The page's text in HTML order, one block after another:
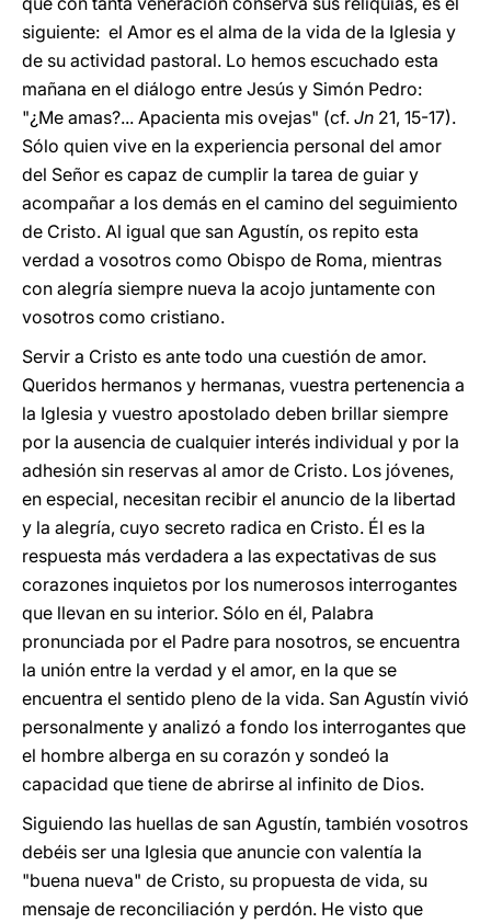
siguiente: el Amor es el alma de la vida de la Iglesia y
de su actividad pastoral. Lo hemos escuchado esta
mañana en el diálogo entre Jesús y Simón Pedro:
"¿Me amas?... Apacienta mis ovejas" (cf. Jn 21, 15-17).
Sólo quien vive en la experiencia personal del amor
del Señor es capaz de cumplir la tarea de guiar y
acompañar a los demás en el camino del seguimiento
de Cristo. Al igual que san Agustín, os repito esta
verdad a vosotros como Obispo de Roma, mientras
con alegría siempre nueva la acojo juntamente con
vosotros como cristiano.
Servir a Cristo es ante todo una cuestión de amor.
Queridos hermanos y hermanas, vuestra pertenencia a
la Iglesia y vuestro apostolado deben brillar siempre
por la ausencia de cualquier interés individual y por la
adhesión sin reservas al amor de Cristo. Los jóvenes,
en especial, necesitan recibir el anuncio de la libertad
y la alegría, cuyo secreto radica en Cristo. Él es la
respuesta más verdadera a las expectativas de sus
corazones inquietos por los numerosos interrogantes
que llevan en su interior. Sólo en él, Palabra
pronunciada por el Padre para nosotros, se encuentra
la unión entre la verdad y el amor, en la que se
encuentra el sentido pleno de la vida. San Agustín vivió
personalmente y analizó a fondo los interrogantes que
el hombre alberga en su corazón y sondeó la
capacidad que tiene de abrirse al infinito de Dios.
Siguiendo las huellas de san Agustín, también vosotros
debéis ser una Iglesia que anuncie con valentía la
"buena nueva" de Cristo, su propuesta de vida, su
mensaje de reconciliación y perdón. He visto que